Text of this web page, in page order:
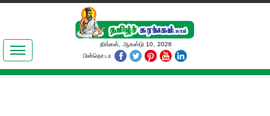
இலக்கியங்கள்
தமிழ் உலகம்
திங்கள், ஆகஸ்டு 10, 2026
பின்தொடர